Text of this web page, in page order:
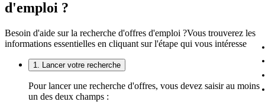
d'emploi ?
Besoin d'aide sur la recherche d'offres d'emploi ?Vous trouverez les
informations essentielles en cliquant sur l'étape qui vous intéresse
1. Lancer votre recherche
Pour lancer une recherche d'offres, vous devez saisir au moins
un des deux champs :